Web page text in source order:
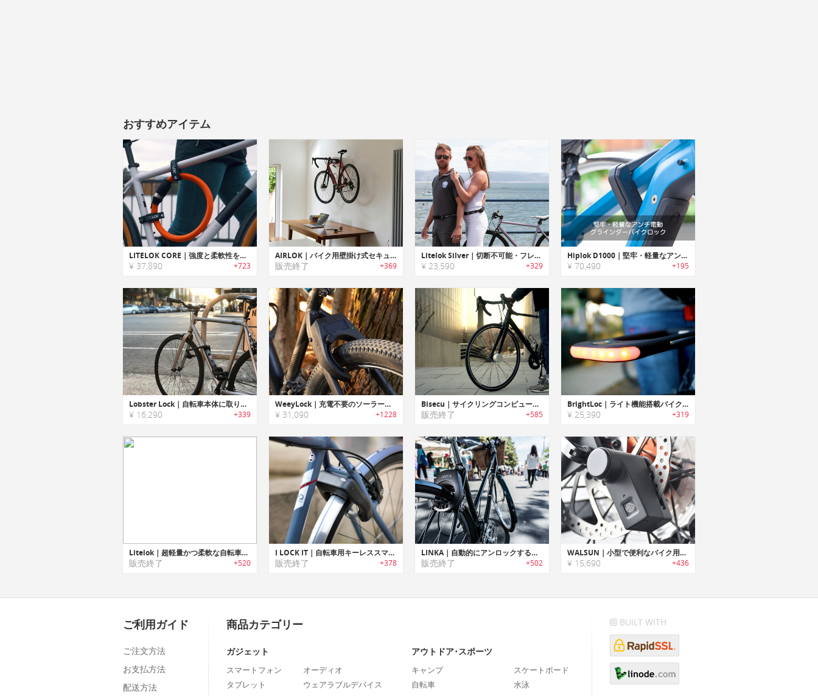
おすすめアイテム
LITELOK CORE｜強度と柔軟性を兼ね備えたバイク用タフフレキシブルロック「ライトロックコア」
¥ 37,890 +723
AIRLOK｜バイク用壁掛け式セキュリティー収納ハンガー「エアーロック」
販売終了 +369
Litelok Silver｜切断不可能・フレキシブルな超軽量バイクロック「ライトロックシルバー」
¥ 23,590 +329
Hiplok D1000｜堅牢・軽量なアンチ電動グラインダーバイクロック「ヒップロックD1000」
¥ 70,490 +195
Lobster Lock｜自転車本体に取り付け持ち運び不要なバイクロック「ロブスターロック」
¥ 16,290 +339
WeeyLock｜充電不要のソーラー駆動スマートバイクロック「ウィーロック」
¥ 31,090 +1228
Bisecu｜サイクリングコンピューター搭載スマートバイクロック「バイセキュー」
販売終了 +585
BrightLoc｜ライト機能搭載バイク用タフUロック「ブライトロック」
¥ 25,390 +319
Litelok｜超軽量かつ柔軟な自転車ロック「ライトロック」
販売終了 +520
I LOCK IT｜自転車用キーレススマートロック「アイロックイット」
販売終了 +378
LINKA｜自動的にアンロックする自転車用スマートロック「リンカ」
販売終了 +502
WALSUN｜小型で便利なバイク用指紋認証ディスクロック「ウォルサン」
¥ 15,690 +436
ご利用ガイド
ご注文方法
お支払方法
配送方法
商品カテゴリー
ガジェット
スマートフォン
タブレット
オーディオ
ウェアラブルデバイス
アウトドア･スポーツ
キャンプ
自転車
スケートボード
水泳
BUILT WITH